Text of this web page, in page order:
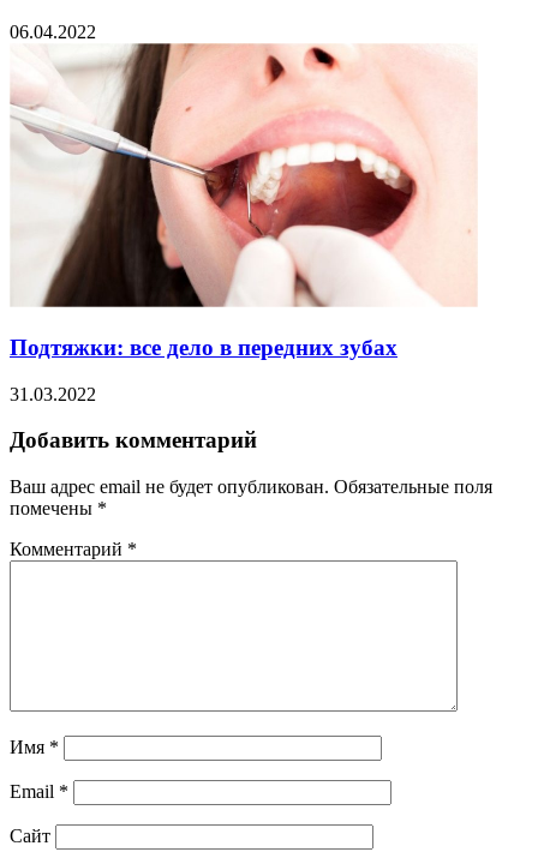
06.04.2022
Подтяжки: все дело в передних зубах
31.03.2022
Добавить комментарий
Ваш адрес email не будет опубликован. Обязательные поля
помечены *
Комментарий *
Имя *
Email *
Сайт